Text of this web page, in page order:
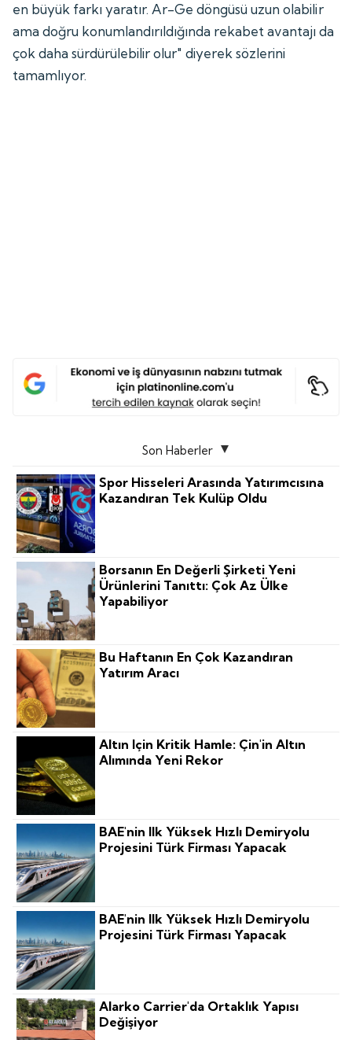
en büyük farkı yaratır. Ar-Ge döngüsü uzun olabilir
ama doğru konumlandırıldığında rekabet avantajı da
çok daha sürdürülebilir olur" diyerek sözlerini
tamamlıyor.
Son Haberler
Spor Hisseleri Arasında Yatırımcısına
Kazandıran Tek Kulüp Oldu
Borsanın En Değerli Şirketi Yeni
Ürünlerini Tanıttı: Çok Az Ülke
Yapabiliyor
Bu Haftanın En Çok Kazandıran
Yatırım Aracı
Altın Için Kritik Hamle: Çin'in Altın
Alımında Yeni Rekor
BAE'nin Ilk Yüksek Hızlı Demiryolu
Projesini Türk Firması Yapacak
BAE'nin Ilk Yüksek Hızlı Demiryolu
Projesini Türk Firması Yapacak
Alarko Carrier'da Ortaklık Yapısı
Değişiyor